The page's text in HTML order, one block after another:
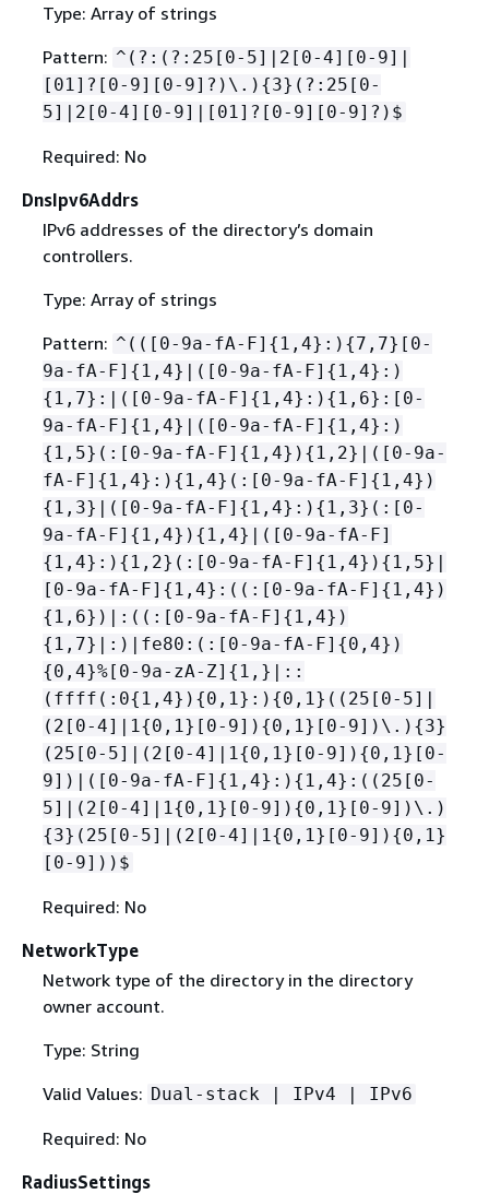
Type: Array of strings
Pattern: ^(?:(?:25[0-5]|2[0-4][0-9]|
[01]?[0-9][0-9]?)\.) {3}(?:25[0-
5]|2[0-4][0-9]|[01]?[0-9][0-9]?)$
Required: No
DnsIpv6Addrs
IPv6 addresses of the directory’s domain
controllers.
Type: Array of strings
Pattern: ^(([0-9a-fA-F] { 1,4}:) {7,7}[0-
9a-fA-F] { 1,4}|([0-9a-fA-F] { 1,4}:)
{ 1,7}:|([0-9a-fA-F] { 1,4}:) { 1,6}:[0-
9a-fA-F] { 1,4}|([0-9a-fA-F] { 1,4}:)
{ 1,5}(:[0-9a-fA-F] { 1,4}) { 1,2}|([0-9a-
fA-F] { 1,4}:) { 1,4}(:[0-9a-fA-F] { 1,4})
{ 1,3}|([0-9a-fA-F] { 1,4}:) { 1,3}(:[0-
9a-fA-F] { 1,4}) { 1,4}|([0-9a-fA-F]
{ 1,4}:) { 1,2}(:[0-9a-fA-F] { 1,4}) { 1,5}|
[0-9a-fA-F] { 1,4}:((:[0-9a-fA-F] { 1,4})
{ 1,6})|:((:[0-9a-fA-F] { 1,4})
{ 1,7}|:)|fe80:(:[0-9a-fA-F] {0,4})
{0,4}%[0-9a-zA-Z] { 1,}|::
(ffff(:0{ 1,4}) {0,1}:) {0,1}((25[0-5]|
(2[0-4]|1{0,1}[0-9]) {0,1}[0-9])\.) {3}
(25[0-5]|(2[0-4]|1{0,1}[0-9]) {0,1}[0-
9])|([0-9a-fA-F] { 1,4}:) { 1,4}:((25[0-
5]|(2[0-4]|1{0,1}[0-9]) {0,1}[0-9])\.)
{3}(25[0-5]|(2[0-4]|1{0,1}[0-9]) {0,1}
[0-9]))$
Required: No
NetworkType
Network type of the directory in the directory
owner account.
Type: String
Valid Values: Dual-stack | IPv4 | IPv6
Required: No
RadiusSettings